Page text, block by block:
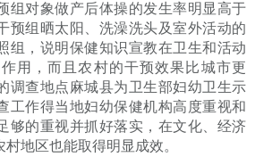
组对象做产后体操的发生率明显高于
预组晒太阳、洗澡洗头及室外活动的
组，说明保健知识宣教在卫生和活动
用，而且农村的干预效果比城市更
调查地点麻城县为卫生部妇幼卫生示
工作得当地妇幼保健机构高度重视和
够的重视并抓好落实，在文化、经济
地区也能取得明显成效。